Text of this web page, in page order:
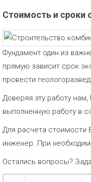
Стоимость и сроки
Фундамент один из
прямую зависит срок
провести
Доверяя эту работу
выполненную работу в
Для расчета стоимости
инженер. При
Остались вопросы?